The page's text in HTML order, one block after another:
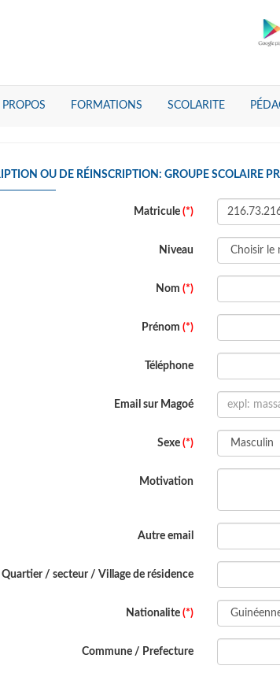
PROPOS FORMATIONS SCOLARITE
OU DE RÉINSCRIPTION: GROUPE SCOLAIRE
Matricule (*)
Niveau
Nom (*)
Prénom (*)
Téléphone
Email sur Magoé
Sexe (*)
Motivation
Autre email
Quartier / secteur / Village de résidence
Nationalite (*)
Commune / Prefecture